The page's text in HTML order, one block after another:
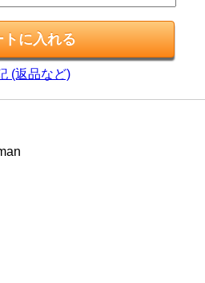
(返品など)